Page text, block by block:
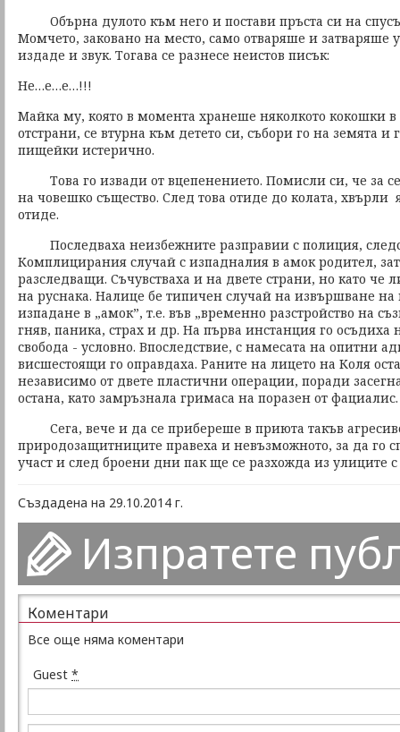
Обърна дулото към него и постави пръста си на
Момчето, заковано на место, само отваряше и затваряше
издаде и звук. Тогава се разнесе неистов писък:
Не…е…е…!!!
Майка му, която в момента хранеше няколкото кокошки
отстрани, се втурна към детето си, събори го на земята и
пищейки истерично.
Това го извади от вцепенението. Помисли си, че за
на човешко същество. След това отиде до колата,
отиде.
Последваха неизбежните разправии с полиция,
Комплицирания случай с изпадналия в амок родител,
разследващи. Съчувстваха и на двете страни, но като че
на руснака. Налице бе типичен случай на извършване
изпадане в „амок”, т.е. във „временно разстройство на
гняв, паника, страх и др. На първа инстанция го
свобода - условно. Впоследствие, с намесата на опитни
висшестоящи го оправдаха. Раните на лицето на Коля
независимо от двете пластични операции, поради
остана, като замръзнала гримаса на поразен от фациалис.
Сега, вече и да се прибереше в приюта такъв
природозащитниците правеха и невъзможното, за да го
участ и след броени дни пак ще се разхожда из улиците
Създадена на 29.10.2014 г.
Изпратете
Коментари
Все още няма коментари
Guest *